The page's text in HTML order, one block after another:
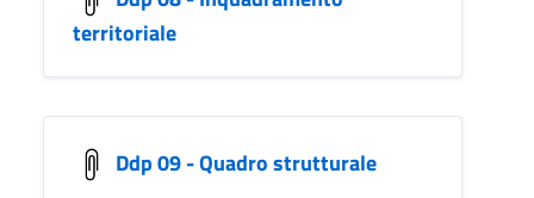
territoriale
Ddp 09 - Quadro strutturale